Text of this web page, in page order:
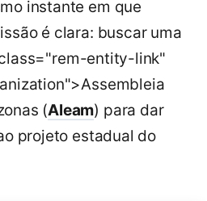
instante em que
é clara: buscar uma
entity-link"
(Aleam) para dar
projeto estadual do